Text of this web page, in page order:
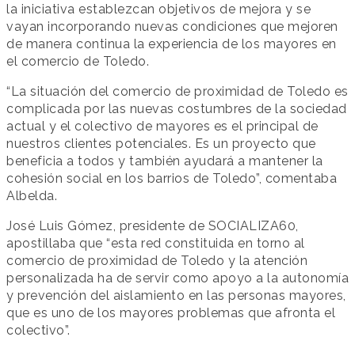
la iniciativa establezcan objetivos de mejora y se
vayan incorporando nuevas condiciones que mejoren
de manera continua la experiencia de los mayores en
el comercio de Toledo.
“La situación del comercio de proximidad de Toledo es
complicada por las nuevas costumbres de la sociedad
actual y el colectivo de mayores es el principal de
nuestros clientes potenciales. Es un proyecto que
beneficia a todos y también ayudará a mantener la
cohesión social en los barrios de Toledo”, comentaba
Albelda.
José Luis Gómez, presidente de SOCIALIZA60,
apostillaba que “esta red constituida en torno al
comercio de proximidad de Toledo y la atención
personalizada ha de servir como apoyo a la autonomía
y prevención del aislamiento en las personas mayores,
que es uno de los mayores problemas que afronta el
colectivo”.